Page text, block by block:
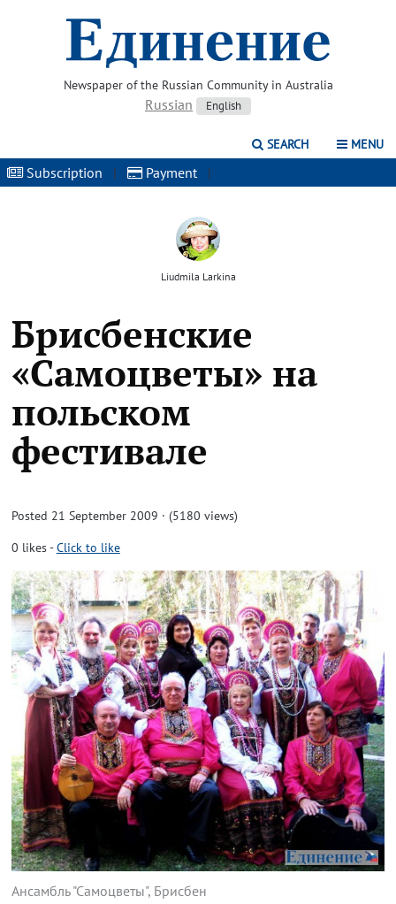
Newspaper of the Russian Community in Australia
Russian English
SEARCH MENU
Subscription | Payment |
Liudmila Larkina
Брисбенские
«Самоцветы» на
польском
фестивале
Posted 21 September 2009 · (5180 views)
0 likes-Click to like
Ансамбль "Самоцветы", Брисбен